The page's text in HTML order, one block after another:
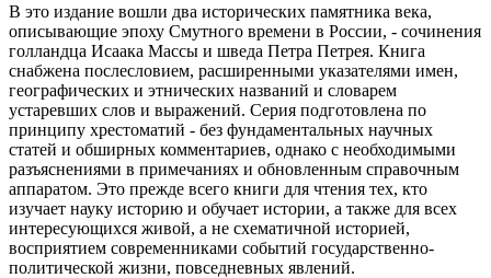
В это издание вошли два исторических памятника века,
описывающие эпоху Смутного времени в России, - сочинения
голландца Исаака Массы и шведа Петра Петрея. Книга
снабжена послесловием, расширенными указателями имен,
географических и этнических названий и словарем
устаревших слов и выражений. Серия подготовлена по
принципу хрестоматий - без фундаментальных научных
статей и обширных комментариев, однако с необходимыми
разъяснениями в примечаниях и обновленным справочным
аппаратом. Это прежде всего книги для чтения тех, кто
изучает науку историю и обучает истории, а также для всех
интересующихся живой, а не схематичной историей,
восприятием современниками событий государственно-
политической жизни, повседневных явлений.